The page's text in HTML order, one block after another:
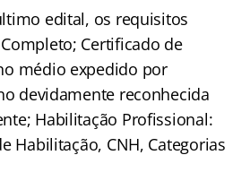
edital, os requisitos
Certificado de
médio expedido por
devidamente reconhecida
Habilitação Profissional:
Habilitação, CNH, Categorias